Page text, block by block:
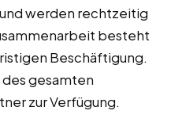
werden rechtzeitig
besteht
Beschäftigung.
gesamten
zur Verfügung.